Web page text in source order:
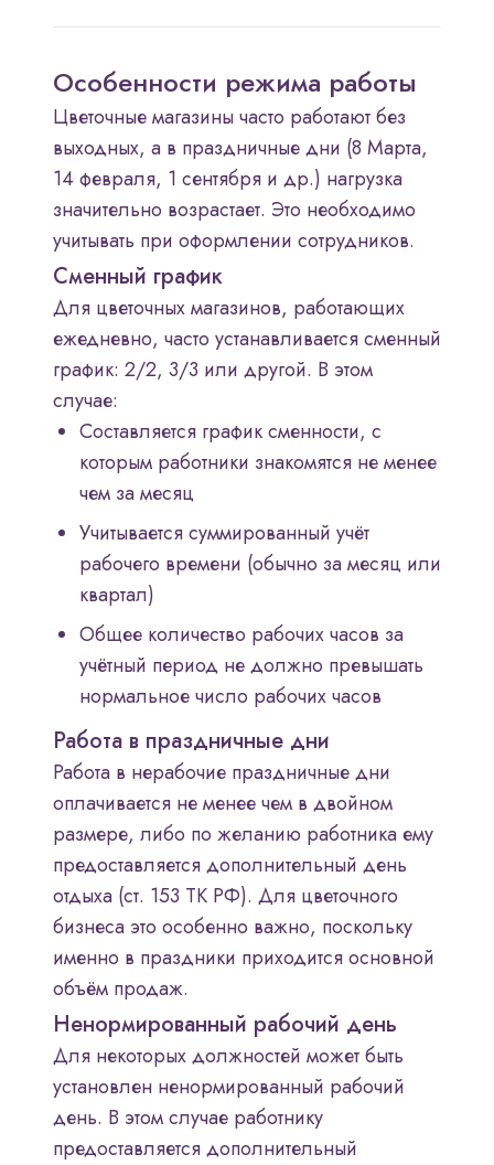
Особенности режима работы
Цветочные магазины часто работают без
выходных, а в праздничные дни (8 Марта,
14 февраля, 1 сентября и др.) нагрузка
значительно возрастает. Это необходимо
учитывать при оформлении сотрудников.
Сменный график
Для цветочных магазинов, работающих
ежедневно, часто устанавливается сменный
график: 2/2, 3/3 или другой. В этом
случае:
Составляется график сменности, с
которым работники знакомятся не менее
чем за месяц
Учитывается суммированный учёт
рабочего времени (обычно за месяц или
квартал)
Общее количество рабочих часов за
учётный период не должно превышать
нормальное число рабочих часов
Работа в праздничные дни
Работа в нерабочие праздничные дни
оплачивается не менее чем в двойном
размере, либо по желанию работника ему
предоставляется дополнительный день
отдыха (ст. 153 ТК РФ). Для цветочного
бизнеса это особенно важно, поскольку
именно в праздники приходится основной
объём продаж.
Ненормированный рабочий день
Для некоторых должностей может быть
установлен ненормированный рабочий
день. В этом случае работнику
предоставляется дополнительный